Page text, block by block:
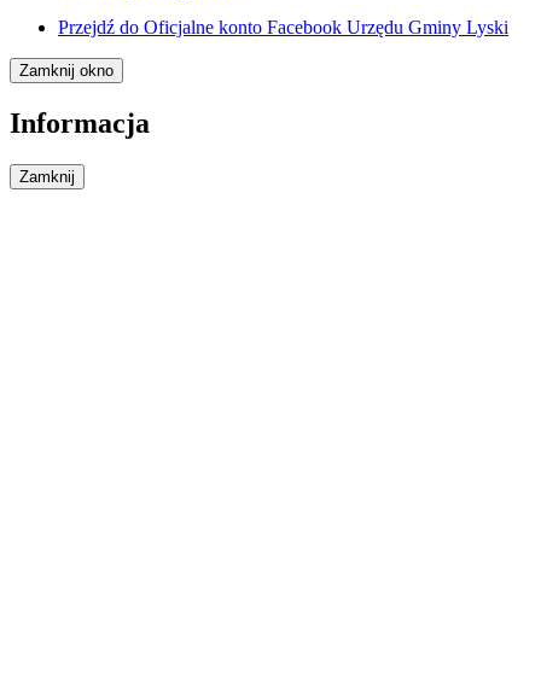
Przejdź do Oficjalne konto Facebook Urzędu Gminy Lyski
Zamknij okno
Informacja
Zamknij